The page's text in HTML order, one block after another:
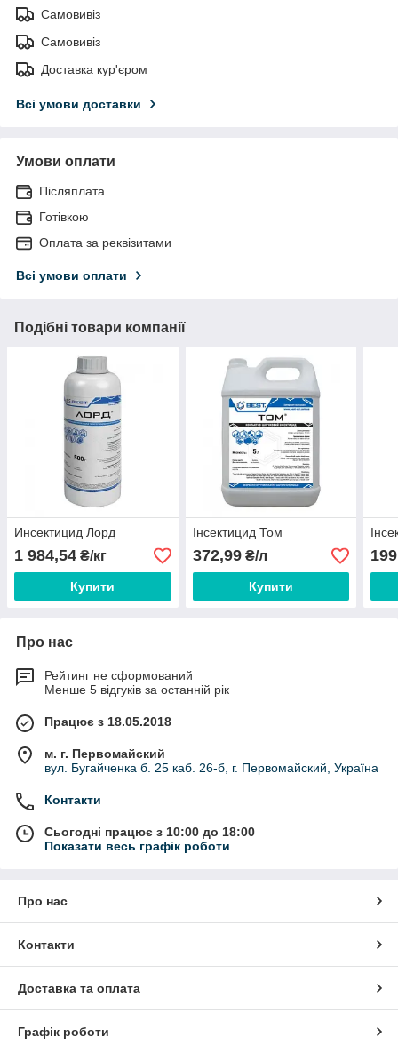
Самовивіз
Самовивіз
Доставка кур'єром
Всі умови доставки
Умови оплати
Післяплата
Готівкою
Оплата за реквізитами
Всі умови оплати
Подібні товари компанії
Инсектицид Лорд
1 984,54 ₴/кг
Купити
Інсектицид Том
372,99₴/л
Купити
Про нас
Рейтинг не сформований
Менше 5 відгуків за останній рік
Працює з 18.05.2018
м. г. Первомайский
вул. Бугайченка б. 25 каб. 26-б, г. Первомайский, Україна
Контакти
Сьогодні працює з 10:00 до 18:00
Показати весь графік роботи
Про нас
Контакти
Доставка та оплата
Графік роботи